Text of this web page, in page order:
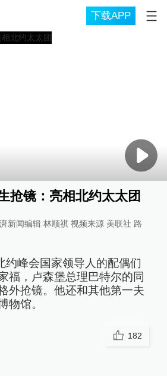
下载APP
抢镜：亮相北约太太团
新闻编辑 林顺祺 视频来源 美联社 路
约峰会国家领导人的配偶们
福，卢森堡总理巴特尔的同
外抢镜。他还和其他第一夫
物馆。
182